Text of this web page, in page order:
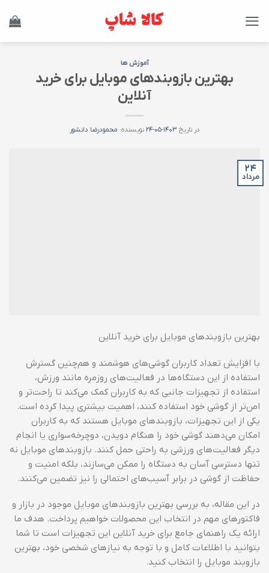
آموزش ها
بهترین بازوبندهای موبایل برای خرید
آنلاین
در تاریخ ۱۴۰۳-۰۵-۲۴ نویسنده: محمودرضا دانشور
۲۴
مرداد
بهترین بازوبندهای موبایل برای خرید آنلاین
با افزایش تعداد کاربران گوشی‌های هوشمند و هم‌چنین گسترش
استفاده از این دستگاه‌ها در فعالیت‌های روزمره مانند ورزش،
استفاده از تجهیزات جانبی که به کاربران کمک می‌کند تا راحت‌تر و
امن‌تر از گوشی خود استفاده کنند، اهمیت بیشتری پیدا کرده است.
یکی از این تجهیزات، بازوبندهای موبایل هستند که به کاربران
امکان می‌دهند گوشی خود را هنگام دویدن، دوچرخه‌سواری یا انجام
دیگر فعالیت‌های ورزشی به راحتی حمل کنند. بازوبندهای موبایل نه
تنها دسترسی آسان به دستگاه را ممکن می‌سازند، بلکه امنیت و
حفاظت از گوشی در برابر آسیب‌های احتمالی را نیز تضمین می‌کنند.
در این مقاله، به بررسی بهترین بازوبندهای موبایل موجود در بازار و
فاکتورهای مهم در انتخاب این محصولات خواهیم پرداخت. هدف ما
ارائه یک راهنمای جامع برای خرید آنلاین این تجهیزات است تا شما
بتوانید با اطلاعات کامل و با توجه به نیازهای شخصی خود، بهترین
بازوبند موبایل را انتخاب کنید.